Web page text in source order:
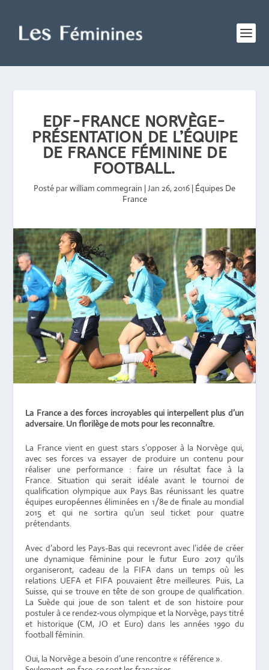
EDF-FRANCE NORVÈGE-
PRÉSENTATION DE L’ÉQUIPE
DE FRANCE FÉMININE DE
FOOTBALL.
Posté parwilliam commegrain |Jan 26, 2016 | Équipes De
France
La France a des forces incroyables qui interpellent plus d’un
adversaire. Un florilège de mots pour les reconnaître.
La France vient en guest stars s’opposer à la Norvège qui,
avec ses forces va essayer de produire un contenu pour
réaliser une performance : faire un résultat face à la
France. Situation qui serait idéale avant le tournoi de
qualification olympique aux Pays Bas réunissant les quatre
équipes européennes éliminées en 1/8e de finale au mondial
2015 et qui ne sortira qu’un seul ticket pour quatre
prétendants.
Avec d’abord les Pays-Bas qui recevront avec l’idée de créer
une dynamique féminine pour le futur Euro 2017 qu’ils
organiseront, cadeau de la FIFA dans un temps où les
relations UEFA et FIFA pouvaient être meilleures. Puis, La
Suisse, qui se trouve en tête de son groupe de qualification.
La Suède qui joue de son talent et de son histoire pour
postuler à ce rendez-vous olympique et la Norvège, pays titré
et historique (CM, JO et Euro) dans les années 1990 du
football féminin.
Oui, la Norvège a besoin d’une rencontre « référence ».